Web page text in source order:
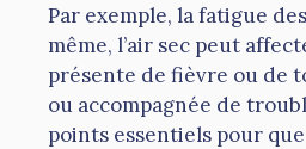
Par exemple, la fatigue
même, l’air sec peut
présente de fièvre ou de
ou accompagnée de
points essentiels pour